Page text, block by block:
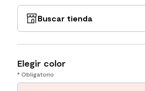
Buscar tienda
Elegir color
* Obligatorio